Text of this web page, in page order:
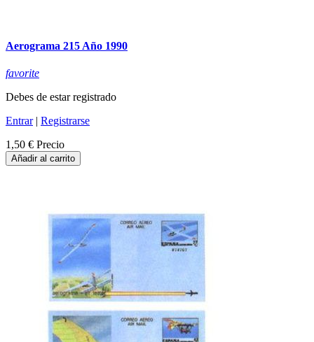
Aerograma 215 Año 1990
favorite
Debes de estar registrado
Entrar| Registrarse
1,50 € Precio
Añadir al carrito